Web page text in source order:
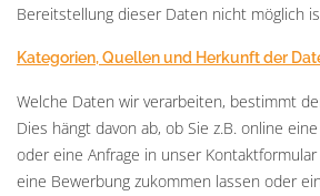
Bereitstellung dieser Daten nicht möglich
Kategorien, Quellen und Herkunft der
Welche Daten wir verarbeiten, bestimmt
Dies hängt davon ab, ob Sie z.B. online
oder eine Anfrage in unser
eine Bewerbung zukommen lassen oder